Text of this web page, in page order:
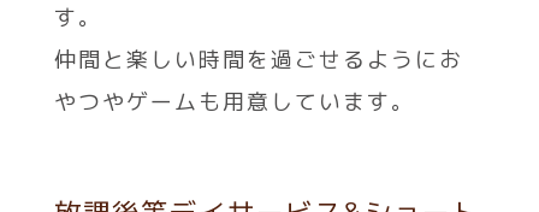
す。
仲間と楽しい時間を過ごせるようにお
やつやゲームも用意しています。